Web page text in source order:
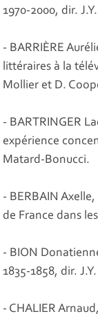
1970-2000, dir.
- BARRIÈRE
littéraires à la
Mollier et D.
- BARTRINGER
expérience
Matard-Bonucci.
- BERBAIN
de France dans
- BION
1835-1858, dir.
- CHALIER